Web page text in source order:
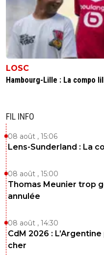
LOSC
Hambourg-Lille : La compo
FIL INFO
08 août , 15:06
Lens-Sunderland : La
08 août , 15:00
Thomas Meunier trop
annulée
08 août , 14:30
CdM 2026 :
cher